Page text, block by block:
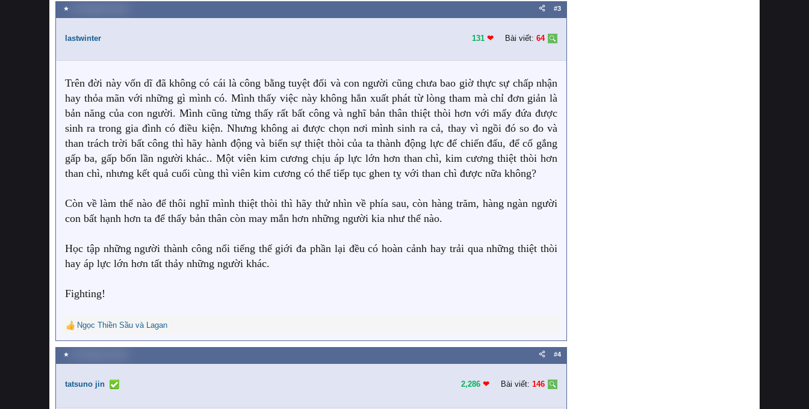
a
c
i
n
:
★ #3
lastwinter 131 ❤︎ Bài viết: 64
Trên đời này vốn dĩ đã không có cái là công bằng tuyệt đối và con người cũng chưa bao giờ thực sự chấp nhận
hay thỏa mãn với những gì mình có. Mình thấy việc này không hẳn xuất phát từ lòng tham mà chỉ đơn giản là
bản năng của con người. Mình cũng từng thấy rất bất công và nghĩ bản thân thiệt thòi hơn với mấy đứa được
sinh ra trong gia đình có điều kiện. Nhưng không ai được chọn nơi mình sinh ra cả, thay vì ngồi đó so đo và
than trách trời bất công thì hãy hành động và biến sự thiệt thòi của ta thành động lực để chiến đấu, để cố gắng
gấp ba, gấp bốn lần người khác.. Một viên kim cương chịu áp lực lớn hơn than chì, kim cương thiệt thòi hơn
than chì, nhưng kết quả cuối cùng thì viên kim cương có thể tiếp tục ghen tỵ với than chì được nữa không?
Còn về làm thế nào để thôi nghĩ mình thiệt thòi thì hãy thử nhìn về phía sau, còn hàng trăm, hàng ngàn người
con bất hạnh hơn ta để thấy bản thân còn may mắn hơn những người kia như thế nào.
Học tập những người thành công nổi tiếng thế giới đa phần lại đều có hoàn cảnh hay trải qua những thiệt thòi
hay áp lực lớn hơn tất thảy những người khác.
Fighting!
R
e
a
c
i
Ngọc Thiền Sầu và Lagan
★ #4
tatsuno jin 2,286 ❤︎ Bài viết: 146